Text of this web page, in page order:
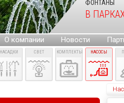
ФОНТАНЫ
В
О компании Новости
НАСАДКИ СВЕТ КОМПЛЕКТЫ НАСОСЫ